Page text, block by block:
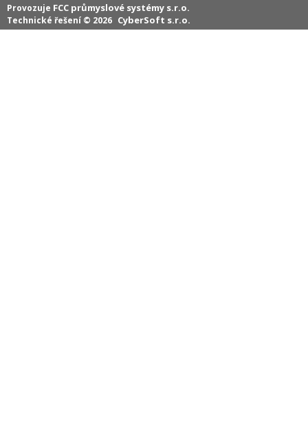
Provozuje FCC průmyslové systémy s.r.o.
Technické řešení © 2026 CyberSoft s.r.o.